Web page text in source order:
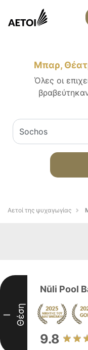
Μπαρ,
Όλες οι
Αετοί της ψυχαγωγίας
I Θέση
Nūli Pool
9.8